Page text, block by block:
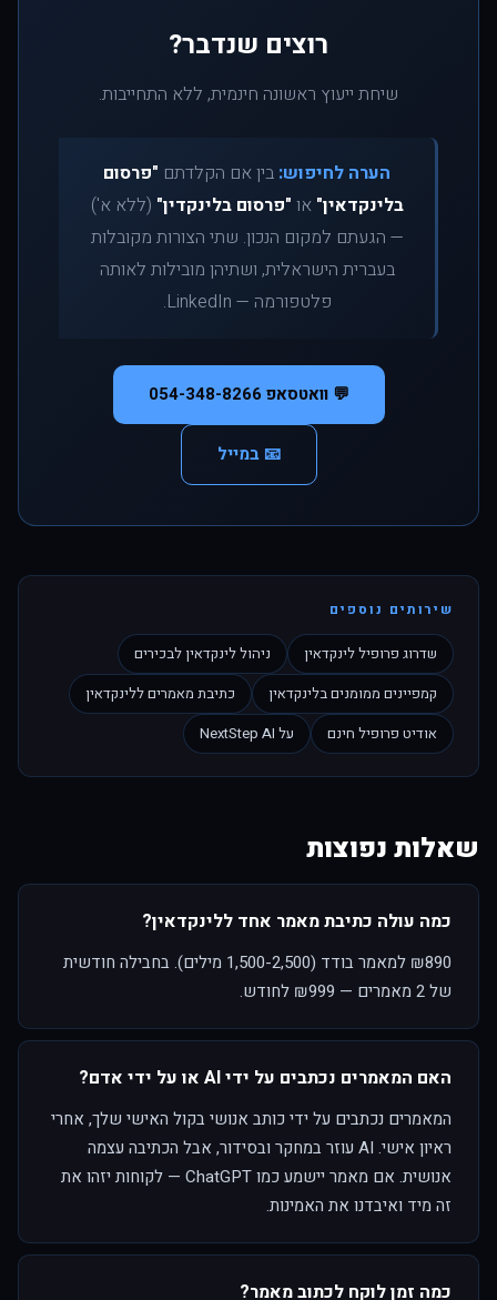
רוצים שנדבר?
שיחת ייעוץ ראשונה חינמית, ללא התחייבות.
הערה לחיפוש: בין אם הקלדתם "פרסום
בלינקדאין" או "פרסום בלינקדין" (ללא א')
— הגעתם למקום הנכון. שתי הצורות מקובלות
בעברית הישראלית, ושתיהן מובילות לאותה
פלטפורמה — LinkedIn.
💬 וואטסאפ 054-348-8266
📧 במייל
שירותים נוספים
שדרוג פרופיל לינקדאין
ניהול לינקדאין לבכירים
קמפיינים ממומנים בלינקדאין
כתיבת מאמרים ללינקדאין
אודיט פרופיל חינם
על NextStep AI
שאלות נפוצות
כמה עולה כתיבת מאמר אחד ללינקדאין?
₪890 למאמר בודד (1,500-2,500 מילים). בחבילה חודשית
של 2 מאמרים — ₪999 לחודש.
האם המאמרים נכתבים על ידי AI או על ידי אדם?
המאמרים נכתבים על ידי כותב אנושי בקול האישי שלך, אחרי
ראיון אישי. AI עוזר במחקר ובסידור, אבל הכתיבה עצמה
אנושית. אם מאמר יישמע כמו ChatGPT — לקוחות יזהו את
זה מיד ואיבדנו את האמינות.
כמה זמן לוקח לכתוב מאמר?